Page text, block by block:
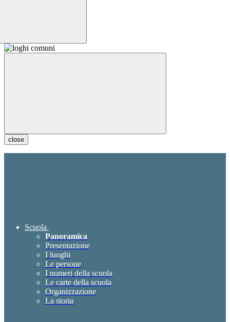
close
Scuola
Panoramica
Presentazione
I luoghi
Le persone
I numeri della scuola
Le carte della scuola
Organizzazione
La storia